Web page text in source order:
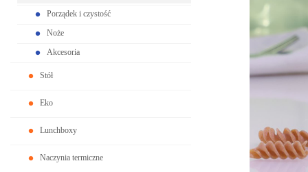
Porządek i czystość
Noże
Akcesoria
Stół
Eko
Lunchboxy
Naczynia termiczne